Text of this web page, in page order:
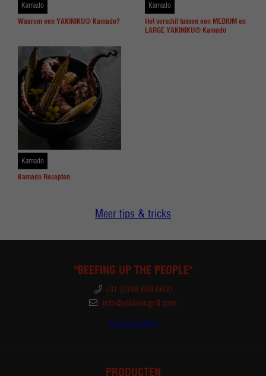
Kamado
Waarom een YAKINIKU® Kamado?
Kamado
Het verschil tussen een MEDIUM en
LARGE YAKINIKU® Kamado
Kamado
Kamado Recepten
Meer tips & tricks
"BEEFING UP THE PEOPLE"
+31 (0)88 688 0600
info@yakinikugrill.com
Vind een dealer
PRODUCTEN